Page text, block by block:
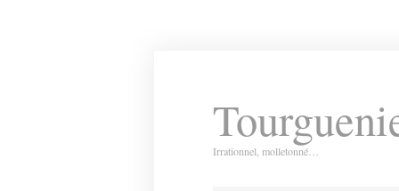
Irrationnel, molletonné…